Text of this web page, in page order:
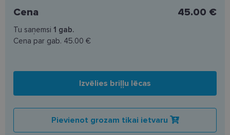
Cena 45.00 €
Tu saņemsi 1 gab.
Cena par gab. 45.00 €
Izvēlies briļļu lēcas
Pievienot grozam tikai ietvaru